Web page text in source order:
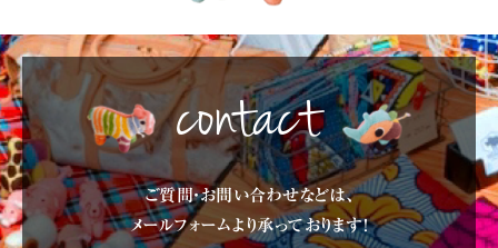
contact
ご質問・お問い合わせなどは、
メールフォームより承っております!